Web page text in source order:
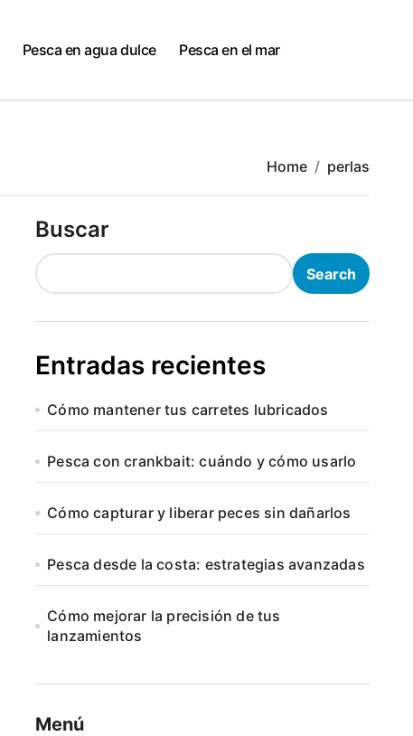
Pesca en agua dulce Pesca en el mar
Home perlas
Buscar
Search
Entradas recientes
Cómo mantener tus carretes lubricados
Pesca con crankbait: cuándo y cómo usarlo
Cómo capturar y liberar peces sin dañarlos
Pesca desde la costa: estrategias avanzadas
Cómo mejorar la precisión de tus
lanzamientos
Menú